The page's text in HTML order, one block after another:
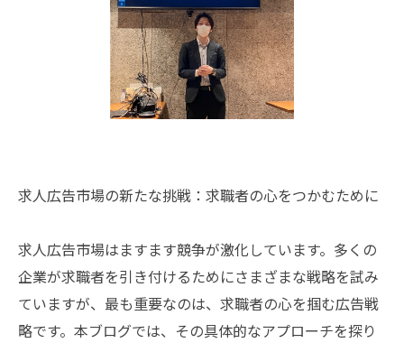
求人広告市場の新たな挑戦：求職者の心をつかむために
求人広告市場はますます競争が激化しています。多くの
企業が求職者を引き付けるためにさまざまな戦略を試み
ていますが、最も重要なのは、求職者の心を掴む広告戦
略です。本ブログでは、その具体的なアプローチを探り